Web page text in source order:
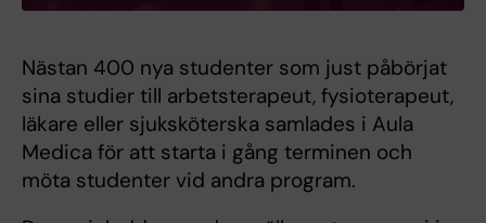
Nästan 400 nya studenter som just påbörjat
sina studier till arbetsterapeut, fysioterapeut,
läkare eller sjuksköterska samlades i Aula
Medica för att starta i gång terminen och
möta studenter vid andra program.